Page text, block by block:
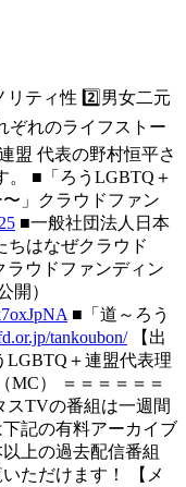
リティ性 2️⃣男女二元
ぞれのライフストー
盟 代表の野村恒平さ
。 ■「ろうLGBTQ＋
」クラウドファン
■一般社団法人日本
ちはなぜクラウド
ラウドファンディン
開）
■「道～ろう
tankoubon/【出
LGBTQ＋連盟代表理
MC） ＝＝＝＝＝＝
スTVの番組は一週間
記の有料アーカイブ
上の過去配信番組
ただけます！ 【メ